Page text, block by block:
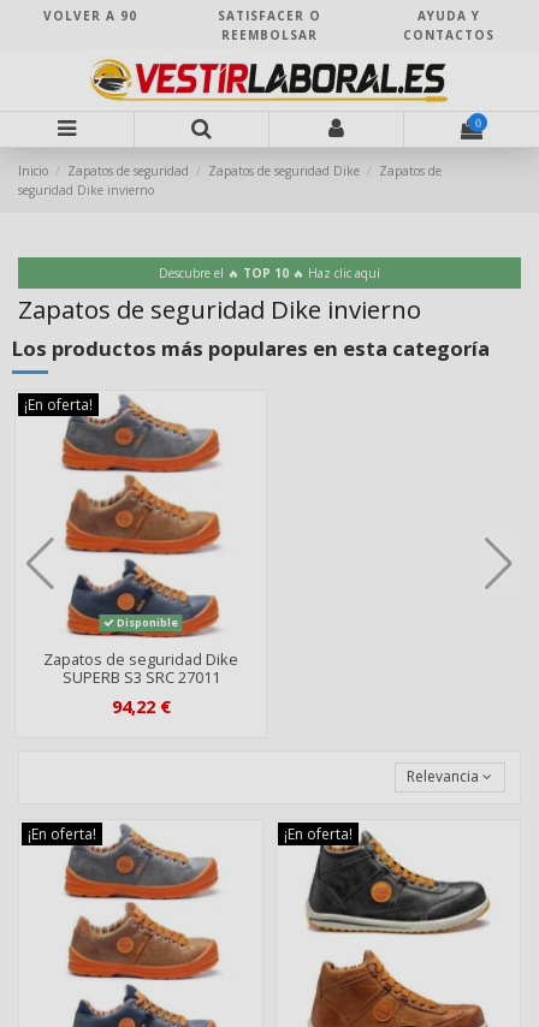
VOLVER A 90
SATISFACER O
REEMBOLSAR
AYUDA Y
CONTACTOS
0
Inicio Zapatos de seguridad Zapatos de seguridad Dike
Zapatos de
seguridad Dike invierno
Descubre el 🔥 TOP 10 🔥 Haz clic aquí
Zapatos de seguridad Dike invierno
Los productos más populares en esta categoría
¡En oferta!
Disponible
Zapatos de seguridad Dike
SUPERB S3 SRC 27011
94,22 €
Relevancia
¡En oferta! ¡En oferta!